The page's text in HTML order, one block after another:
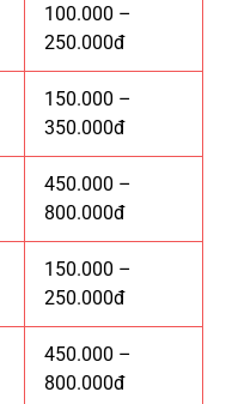
100.000 –
250.000đ
150.000 –
350.000đ
450.000 –
800.000đ
150.000 –
250.000đ
450.000 –
800.000đ